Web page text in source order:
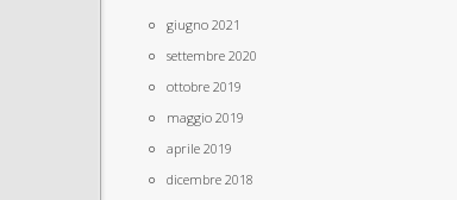
giugno 2021
settembre 2020
ottobre 2019
maggio 2019
aprile 2019
dicembre 2018